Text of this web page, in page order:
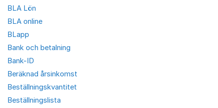
BLA Lön
BLA online
BLapp
Bank och betalning
Bank-ID
Beräknad årsinkomst
Beställningskvantitet
Beställningslista